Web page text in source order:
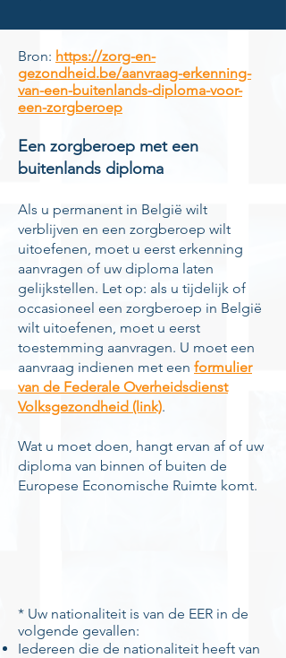
Bron: https://zorg-en-
gezondheid.be/aanvraag-erkenning-
van-een-buitenlands-diploma-voor-
een-zorgberoep
Een zorgberoep met een
buitenlands diploma
Als u permanent in België wilt
verblijven en een zorgberoep wilt
uitoefenen, moet u eerst erkenning
aanvragen of uw diploma laten
gelijkstellen. Let op: als u tijdelijk of
occasioneel een zorgberoep in België
wilt uitoefenen, moet u eerst
toestemming aanvragen. U moet een
aanvraag indienen met een formulier
van de Federale Overheidsdienst
Volksgezondheid (link).
Wat u moet doen, hangt ervan af of uw
diploma van binnen of buiten de
Europese Economische Ruimte komt.
* Uw nationaliteit is van de EER in de
volgende gevallen:
Iedereen die de nationaliteit heeft van